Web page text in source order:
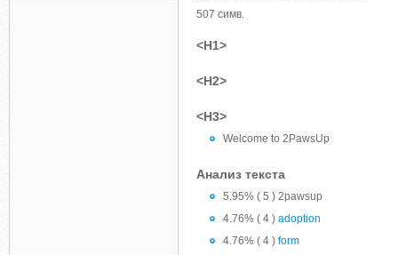
507 симв.
<H1>
<H2>
<H3>
Welcome to 2PawsUp
Анализ текста
5.95% ( 5 ) 2pawsup
4.76% ( 4 ) adoption
4.76% ( 4 ) form